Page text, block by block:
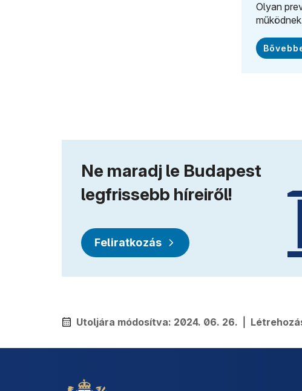
Olyan
Ne maradj le Budapest
legfrissebb híreiről!
Feliratkozás
Utoljára módosítva: 2024. 06. 26.